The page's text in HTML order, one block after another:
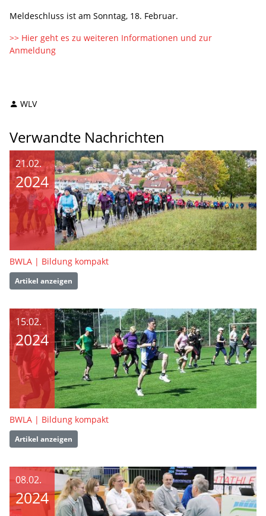
Meldeschluss ist am Sonntag, 18. Februar.
>> Hier geht es zu weiteren Informationen und zur
Anmeldung
WLV
Verwandte Nachrichten
21.02.
2024
BWLA | Bildung kompakt
Artikel anzeigen
15.02.
2024
BWLA | Bildung kompakt
Artikel anzeigen
08.02.
2024